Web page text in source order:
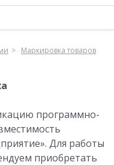
Маркировка товаров
программно-
Для работы
приобретать